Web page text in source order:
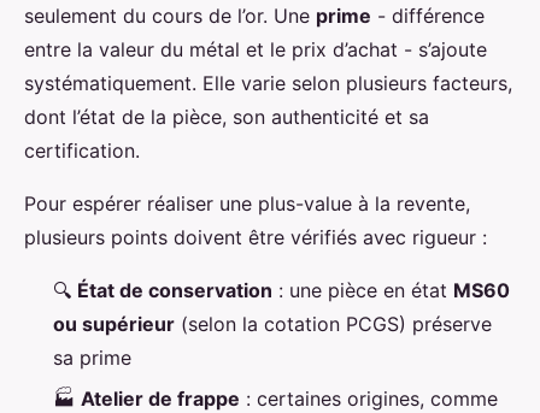
seulement du cours de l’or. Une prime - différence
entre la valeur du métal et le prix d’achat - s’ajoute
systématiquement. Elle varie selon plusieurs facteurs,
dont l’état de la pièce, son authenticité et sa
certification.
Pour espérer réaliser une plus-value à la revente,
plusieurs points doivent être vérifiés avec rigueur :
🔍 État de conservation : une pièce en état MS60
ou supérieur (selon la cotation PCGS) préserve
sa prime
🏭 Atelier de frappe : certaines origines, comme